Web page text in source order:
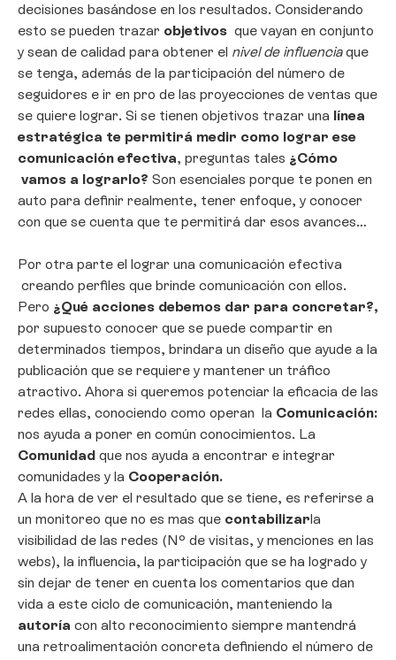
decisiones basándose en los resultados. Considerando
esto se pueden trazar objetivos que vayan en conjunto
y sean de calidad para obtener el nivel de influenciaque
se tenga, además de la participación del número de
seguidores e ir en pro de las proyecciones de ventas que
se quiere lograr. Si se tienen objetivos trazar una línea
estratégica te permitirá medir como lograr ese
comunicación efectiva, preguntas tales ¿Cómo
vamos a lograrlo? Son esenciales porque te ponen en
auto para definir realmente, tener enfoque, y conocer
con que se cuenta que te permitirá dar esos avances…
Por otra parte el lograr una comunicación efectiva
creando perfiles que brinde comunicación con ellos.
Pero ¿Qué acciones debemos dar para concretar?,
por supuesto conocer que se puede compartir en
determinados tiempos, brindara un diseño que ayude a la
publicación que se requiere y mantener un tráfico
atractivo. Ahora si queremos potenciar la eficacia de las
redes ellas, conociendo como operan la Comunicación:
nos ayuda a poner en común conocimientos. La
Comunidad que nos ayuda a encontrar e integrar
comunidades y la Cooperación.
A la hora de ver el resultado que se tiene, es referirse a
un monitoreo que no es mas que contabilizarla
visibilidad de las redes (Nº de visitas, y menciones en las
webs), la influencia, la participación que se ha logrado y
sin dejar de tener en cuenta los comentarios que dan
vida a este ciclo de comunicación, manteniendo la
autoría con alto reconocimiento siempre mantendrá
una retroalimentación concreta definiendo el número de